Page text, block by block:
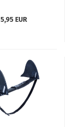
5,95 EUR